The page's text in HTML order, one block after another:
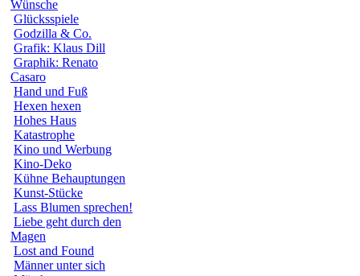
Wünsche
Glücksspiele
Godzilla & Co.
Grafik: Klaus Dill
Graphik: Renato
Casaro
Hand und Fuß
Hexen hexen
Hohes Haus
Katastrophe
Kino und Werbung
Kino-Deko
Kühne Behauptungen
Kunst-Stücke
Lass Blumen sprechen!
Liebe geht durch den
Magen
Lost and Found
Männer unter sich